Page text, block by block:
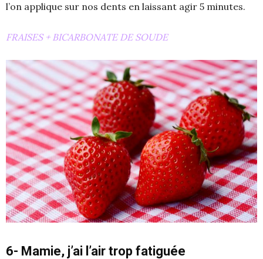
l’on applique sur nos dents en laissant agir 5 minutes.
FRAISES + BICARBONATE DE SOUDE
6- Mamie, j’ai l’air trop fatiguée